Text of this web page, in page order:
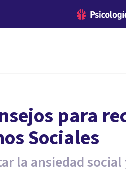
para
Sociales
la ansiedad